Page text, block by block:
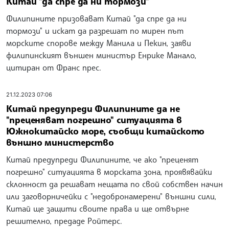
Филипините призовават Китай "да спре да ни
тормози" и искат да разрешат по мирен път
морските спорове между Манила и Пекин, заяви
филипинският външен министър Енрике Манало,
цитиран от Франс прес.
21.12.2023 07:06
Китай предупреди Филипините да не
"преценяват погрешно" ситуацията в
Южнокитайско море, съобщи китайското
външно министерство
Китай предупреди Филипините, че ако "преценят
погрешно" ситуацията в морската зона, проявявайки
склонност да решават нещата по свой собствен начин
или заговорничейки с "недобронамерени" външни сили,
Китай ще защити своите права и ще отвърне
решително, предаде Ройтерс.